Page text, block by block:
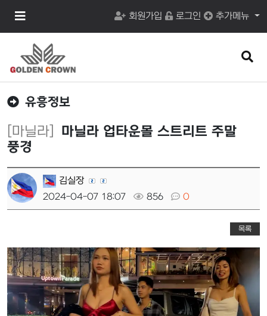
메
회원가입 로그인 추가메뉴
검
버
유흥정보
[마닐라]
마닐라 업타운몰 스트리트 주말
풍경
김실장
2024-04-07 18:07
856 0
목록